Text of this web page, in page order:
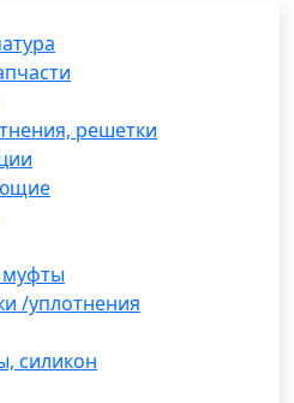
решетки
муфты
/уплотнения
силикон